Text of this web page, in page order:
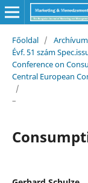
Főoldal / Archívum
Évf. 51 szám
Conference on
Central European
/
–